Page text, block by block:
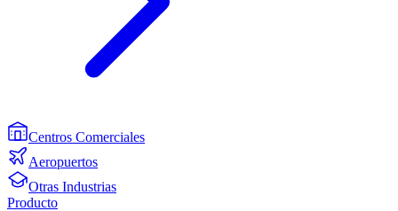
Centros Comerciales
Aeropuertos
Otras Industrias
Producto